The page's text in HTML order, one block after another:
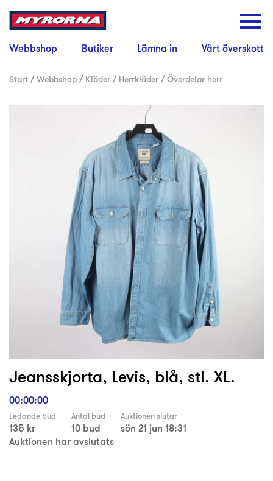
Webbshop Butiker Lämna in Vårt överskott
Start /Webbshop / Kläder / Herrkläder /Överdelar herr
Jeansskjorta, Levis, blå, stl. XL.
00:00:00
Ledande bud
135 kr
Antal bud
10 bud
Auktionen slutar
sön 21 jun 18:31
Auktionen har avslutats